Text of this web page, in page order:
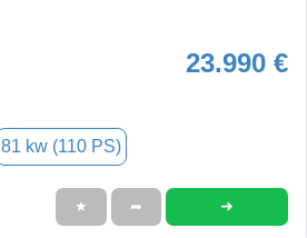
23.990 €
81 kw (110 PS)
★ ➦ ➜